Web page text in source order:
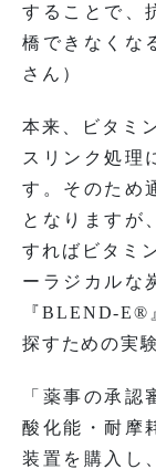
することで、
橋できなくな
さん）
本来、ビタミ
スリンク処理
す。そのため
となりますが
すればビタミ
ーラジカルな
『BLEND-E®
探すための実
「薬事の承
酸化能・耐摩
装置を購入し